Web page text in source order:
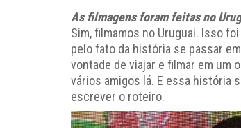
As filmagens foram feitas no
Sim, filmamos no Uruguai. Isso
pelo fato da história se passar
vontade de viajar e filmar em um
vários amigos lá. E essa história
escrever o roteiro.